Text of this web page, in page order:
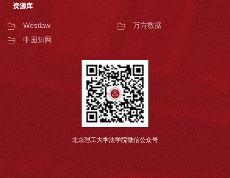
资源库
Westlaw
万方数据
中国知网
北京理工大学法学院微信公众号